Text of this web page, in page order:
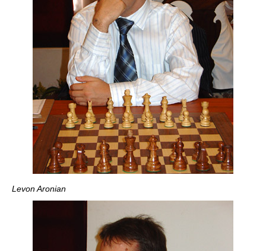
Levon Aronian